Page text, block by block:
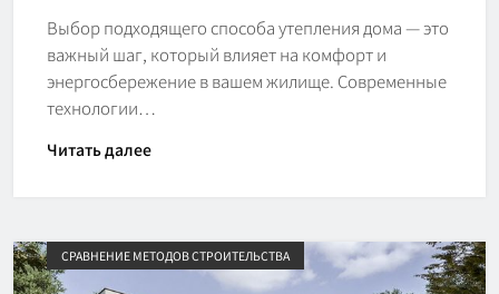
Выбор подходящего способа утепления дома — это
важный шаг, который влияет на комфорт и
энергосбережение в вашем жилище. Современные
технологии…
Читать далее
СРАВНЕНИЕ МЕТОДОВ СТРОИТЕЛЬСТВА